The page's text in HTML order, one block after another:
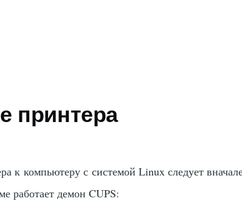
принтера
к компьютеру с системой Linux следует
работает демон CUPS: